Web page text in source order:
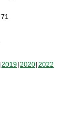
2019 2020 2022